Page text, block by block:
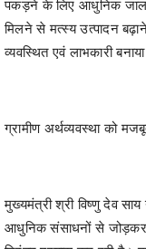
पकड़ने के लिए आधुनिक जाल
मिलने से मत्स्य उत्पादन
व्यवस्थित एवं लाभकारी
ग्रामीण अर्थव्यवस्था को
मुख्यमंत्री श्री विष्णु देव
आधुनिक संसाधनों से जोड़कर